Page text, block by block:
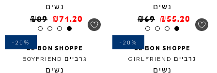
נשים
₪69 ₪55.20
נשים
₪89 ₪71.20
-20%
LE BONSHOPPE
גרביים GIRLFRIEND
נשים
-20%
LE BONSHOPPE
גרביים BOYFRIEND
נשים